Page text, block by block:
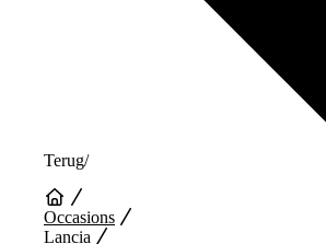
Terug/
Occasions
Lancia